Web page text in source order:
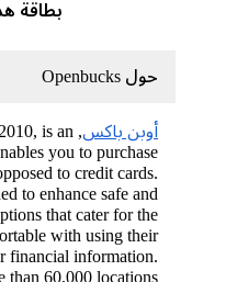
بطاقة هدايا Obucks FAQ
أوبن باكس in 2010, is an
enables you to purchase
as opposed to credit cards.
to enhance safe and
options that cater for the
with using their
their financial information.
more than 60,000 locations